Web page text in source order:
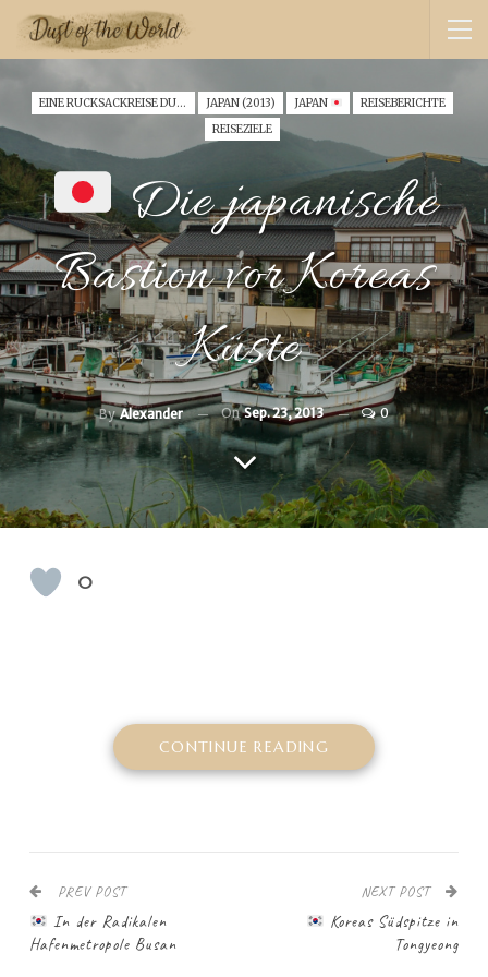
EINE RUCKSACKREISE DURCH SÜDKOREA (2013) JAPAN (2013) JAPAN
REISEBERICHTE
REISEZIELE
Die japanische
Bastion vor Koreas
Küste
ByAlexander OnSep. 23, 2013 0
0
CONTINUE READING
PREV POST
In der Radikalen
Hafenmetropole Busan
NEXT POST
Koreas Südspitze in
Tongyeong